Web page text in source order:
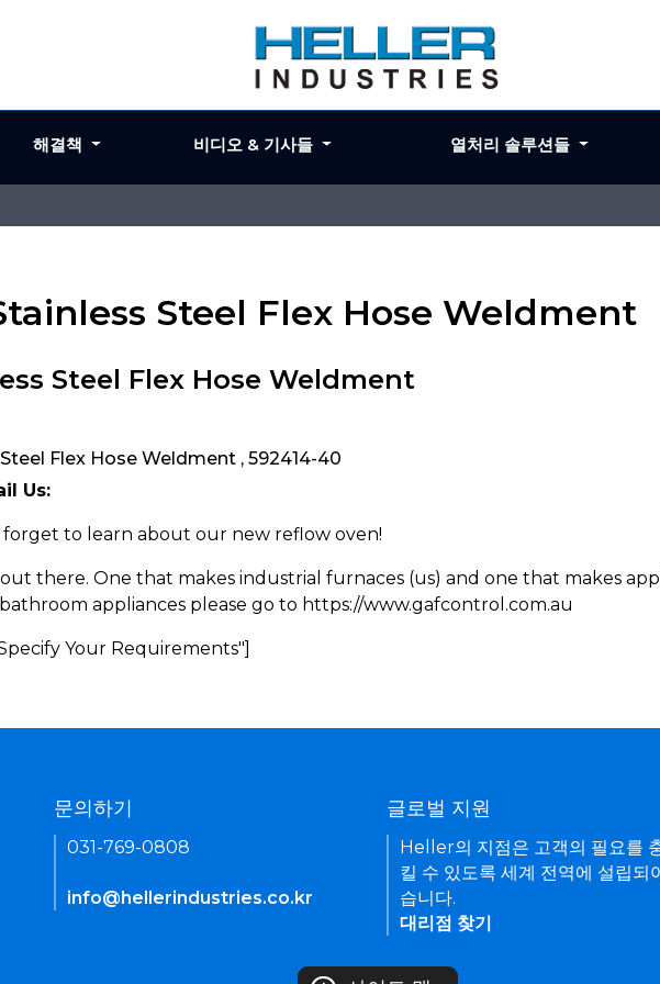
Steel Flex Hose Weldment
Steel Flex Hose Weldment
Flex Hose Weldment , 592414-40
Us:
to learn about our new reflow oven!
there. One that makes industrial furnaces (us) and one that makes
appliances please go to https://www.gafcontrol.com.au
Your Requirements"]
해결책 비디오 & 기사들 열처리 솔루션들
문의하기
031-769-0808
info@hellerindustries.co.kr
글로벌 지원
Heller의 지점은 고객의 필요를
킬 수 있도록 세계 전역에 설립되
습니다.
대리점 찾기